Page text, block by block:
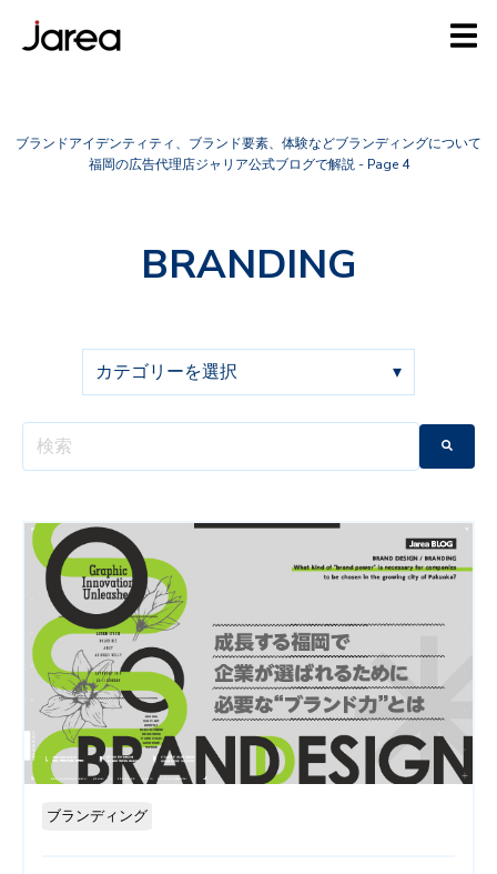
ブランドアイデンティティ、ブランド要素、体験などブランディングについて
福岡の広告代理店ジャリア公式ブログで解説 - Page 4
BRANDING
ブランディング